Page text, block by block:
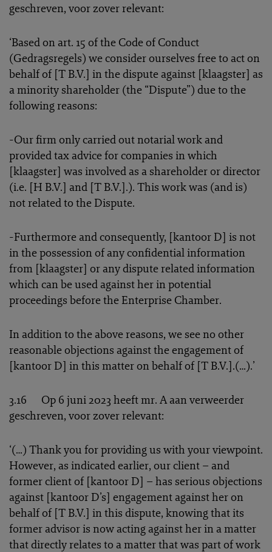
geschreven, voor zover relevant:
‘Based on art. 15 of the Code of Conduct
(Gedragsregels) we consider ourselves free to act on
behalf of [T B.V.] in the dispute against [klaagster] as
a minority shareholder (the “Dispute”) due to the
following reasons:
-Our firm only carried out notarial work and
provided tax advice for companies in which
[klaagster] was involved as a shareholder or director
(i.e. [H B.V.] and [T B.V.].). This work was (and is)
not related to the Dispute.
-Furthermore and consequently, [kantoor D] is not
in the possession of any confidential information
from [klaagster] or any dispute related information
which can be used against her in potential
proceedings before the Enterprise Chamber.
In addition to the above reasons, we see no other
reasonable objections against the engagement of
[kantoor D] in this matter on behalf of [T B.V.].(…).’
3.16 Op 6 juni 2023 heeft mr. A aan verweerder
geschreven, voor zover relevant:
‘(…) Thank you for providing us with your viewpoint.
However, as indicated earlier, our client – and
former client of [kantoor D] – has serious objections
against [kantoor D’s] engagement against her on
behalf of [T B.V.] in this dispute, knowing that its
former advisor is now acting against her in a matter
that directly relates to a matter that was part of work